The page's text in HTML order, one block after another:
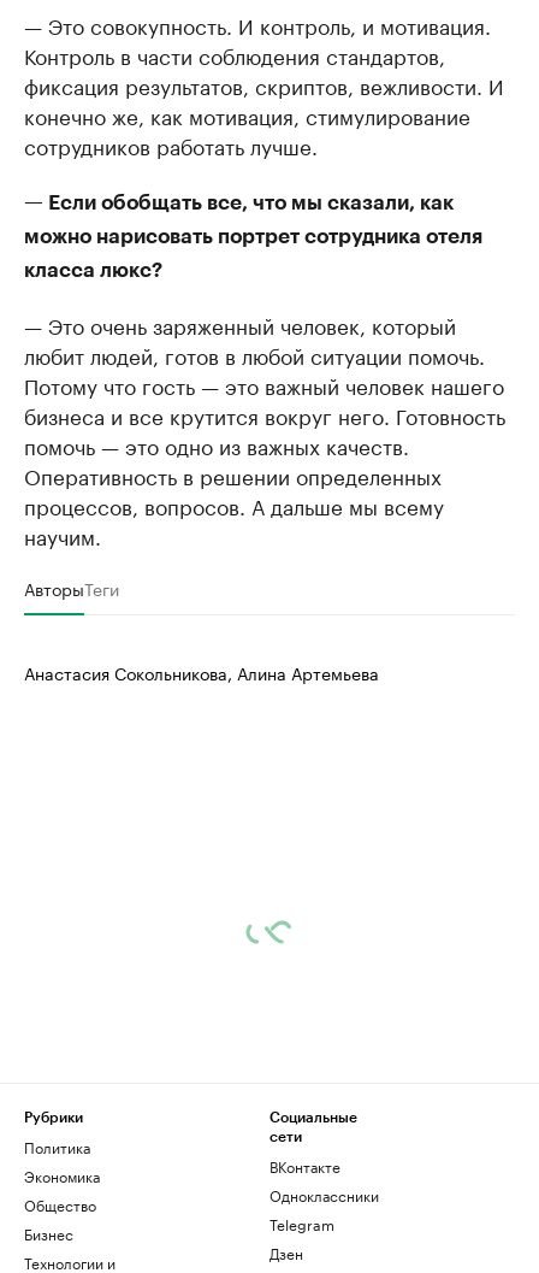
— Это совокупность. И контроль, и мотивация.
Контроль в части соблюдения стандартов,
фиксация результатов, скриптов, вежливости. И
конечно же, как мотивация, стимулирование
сотрудников работать лучше.
— Если обобщать все, что мы сказали, как
можно нарисовать портрет сотрудника отеля
класса люкс?
— Это очень заряженный человек, который
любит людей, готов в любой ситуации помочь.
Потому что гость — это важный человек нашего
бизнеса и все крутится вокруг него. Готовность
помочь — это одно из важных качеств.
Оперативность в решении определенных
процессов, вопросов. А дальше мы всему
научим.
АвторыТеги
Анастасия Сокольникова, Алина Артемьева
Рубрики
Политика
Экономика
Общество
Бизнес
Технологии и
Социальные
сети
ВКонтакте
Одноклассники
Telegram
Дзен